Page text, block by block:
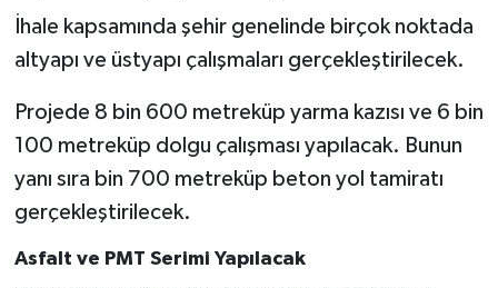
İhale kapsamında şehir genelinde birçok noktada
altyapı ve üstyapı çalışmaları gerçekleştirilecek.
Projede 8 bin 600 metreküp yarma kazısı ve 6 bin
100 metreküp dolgu çalışması yapılacak. Bunun
yanı sıra bin 700 metreküp beton yol tamiratı
gerçekleştirilecek.
Asfalt ve PMT Serimi Yapılacak